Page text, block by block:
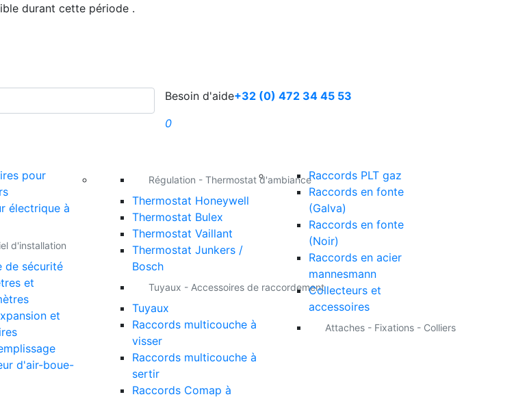
durant cette période .
Besoin d'aide+32 (0) 472 34 45 53
0
pour
électrique à
d'installation
de sécurité
et
et
d'air-boue-
Régulation - Thermostat d'ambiance
Thermostat Honeywell
Thermostat Bulex
Thermostat Vaillant
Thermostat Junkers /
Bosch
Tuyaux - Accessoires de raccordement
Tuyaux
Raccords multicouche à
visser
Raccords multicouche à
sertir
Raccords Comap à
Raccords PLT gaz
Raccords en fonte
(Galva)
Raccords en fonte
(Noir)
Raccords en acier
mannesmann
Collecteurs et
accessoires
Attaches - Fixations - Colliers